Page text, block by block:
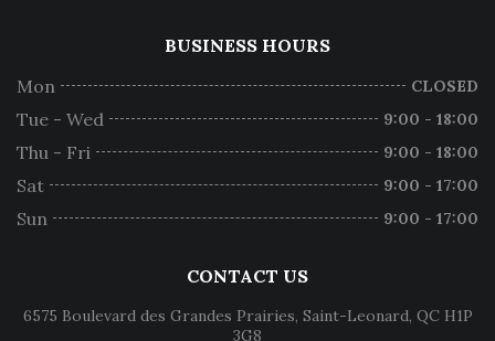
BUSINESS HOURS
Mon
CLOSED
Tue - Wed 9:00 - 18:00
Thu - Fri 9:00 - 18:00
Sat 9:00 - 17:00
Sun 9:00 - 17:00
CONTACT US
6575 Boulevard des Grandes Prairies, Saint-Leonard, QC H1P
3G8